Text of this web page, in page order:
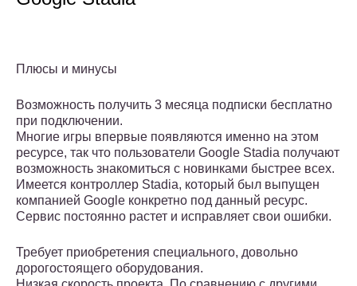
Плюсы и минусы
Возможность получить 3 месяца подписки бесплатно
при подключении.
Многие игры впервые появляются именно на этом
ресурсе, так что пользователи Google Stadia получают
возможность знакомиться с новинками быстрее всех.
Имеется контроллер Stadia, который был выпущен
компанией Google конкретно под данный ресурс.
Сервис постоянно растет и исправляет свои ошибки.
Требует приобретения специального, довольно
дорогостоящего оборудования.